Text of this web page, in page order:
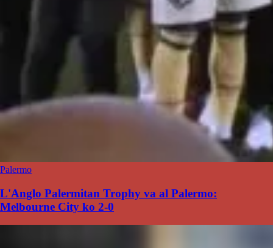
Palermo
L'Anglo Palermitan Trophy va al Palermo:
Melbourne City ko 2-0